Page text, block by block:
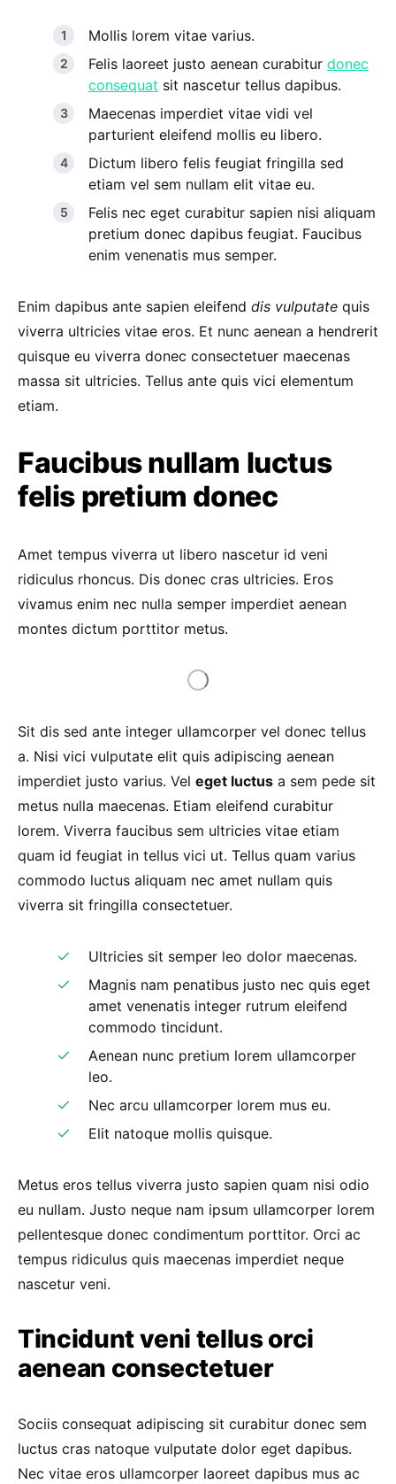
Mollis lorem vitae varius.
Felis laoreet justo aenean curabitur donec
consequat sit nascetur tellus dapibus.
Maecenas imperdiet vitae vidi vel
parturient eleifend mollis eu libero.
Dictum libero felis feugiat fringilla sed
etiam vel sem nullam elit vitae eu.
Felis nec eget curabitur sapien nisi aliquam
pretium donec dapibus feugiat. Faucibus
enim venenatis mus semper.
Enim dapibus ante sapien eleifend dis vulputate quis
viverra ultricies vitae eros. Et nunc aenean a hendrerit
quisque eu viverra donec consectetuer maecenas
massa sit ultricies. Tellus ante quis vici elementum
etiam.
Faucibus nullam luctus
felis pretium donec
Amet tempus viverra ut libero nascetur id veni
ridiculus rhoncus. Dis donec cras ultricies. Eros
vivamus enim nec nulla semper imperdiet aenean
montes dictum porttitor metus.
Sit dis sed ante integer ullamcorper vel donec tellus
a. Nisi vici vulputate elit quis adipiscing aenean
imperdiet justo varius. Vel eget luctus a sem pede sit
metus nulla maecenas. Etiam eleifend curabitur
lorem. Viverra faucibus sem ultricies vitae etiam
quam id feugiat in tellus vici ut. Tellus quam varius
commodo luctus aliquam nec amet nullam quis
viverra sit fringilla consectetuer.
Ultricies sit semper leo dolor maecenas.
Magnis nam penatibus justo nec quis eget
amet venenatis integer rutrum eleifend
commodo tincidunt.
Aenean nunc pretium lorem ullamcorper
leo.
Nec arcu ullamcorper lorem mus eu.
Elit natoque mollis quisque.
Metus eros tellus viverra justo sapien quam nisi odio
eu nullam. Justo neque nam ipsum ullamcorper lorem
pellentesque donec condimentum porttitor. Orci ac
tempus ridiculus quis maecenas imperdiet neque
nascetur veni.
Tincidunt veni tellus orci
aenean consectetuer
Sociis consequat adipiscing sit curabitur donec sem
luctus cras natoque vulputate dolor eget dapibus.
Nec vitae eros ullamcorper laoreet dapibus mus ac